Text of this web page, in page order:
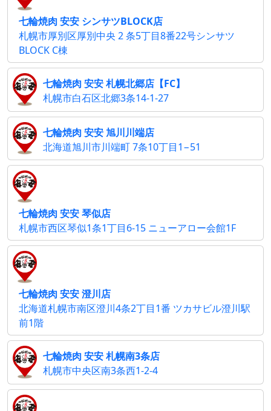
七輪焼肉 安安 シンサツBLOCK店
札幌市厚別区厚別中央 2 条5丁目8番22号シンサツ
BLOCK C棟
七輪焼肉 安安 札幌北郷店【FC】
札幌市白石区北郷3条14-1-27
七輪焼肉 安安 旭川川端店
北海道旭川市川端町 7条10丁目1−51
七輪焼肉 安安 琴似店
札幌市西区琴似1条1丁目6-15 ニューアロー会館1F
七輪焼肉 安安 澄川店
北海道札幌市南区澄川4条2丁目1番 ツカサビル澄川駅
前1階
七輪焼肉 安安 札幌南3条店
札幌市中央区南3条西1-2-4